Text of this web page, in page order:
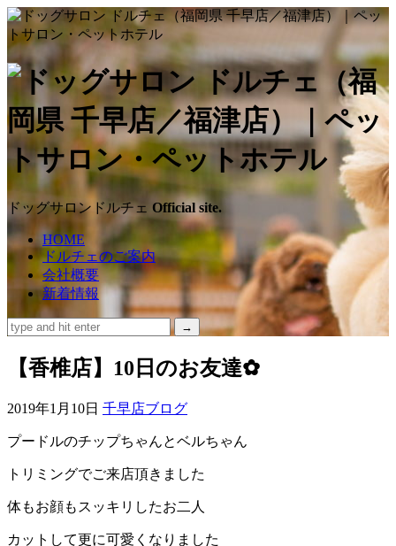
ド
ッ
グ
サ
ロ
ン
ド
ル
ェ
（福
岡
ドッグサロンドルチェ Official site.
HOME
ドルチェのご案内
会社概要
新着情報
【香椎店】10日のお友達✿
2019年1月10日 千早店ブログ
プードルのチップちゃんとベルちゃん
トリミングでご来店頂きました
体もお顔もスッキリしたお二人
カットして更に可愛くなりました